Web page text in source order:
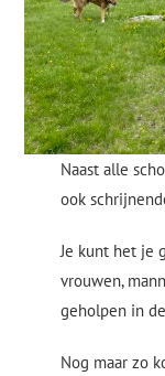
Naast alle
ook
Je kunt het je
vrouwen,
geholpen in
Nog maar zo